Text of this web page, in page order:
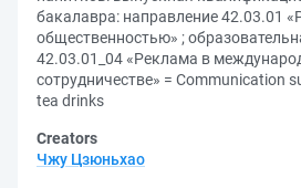
бакалавра: направление 42.03.01
общественностью» ;
42.03.01_04 «Реклама в
сотрудничестве» = Communication
tea drinks
Creators
Чжу Цзюньхао